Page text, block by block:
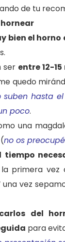
de tu
bien el horno
ser entre 12-
quedo
suben hasta
poco.
una
no os
tiempo
primera
vez
del
para